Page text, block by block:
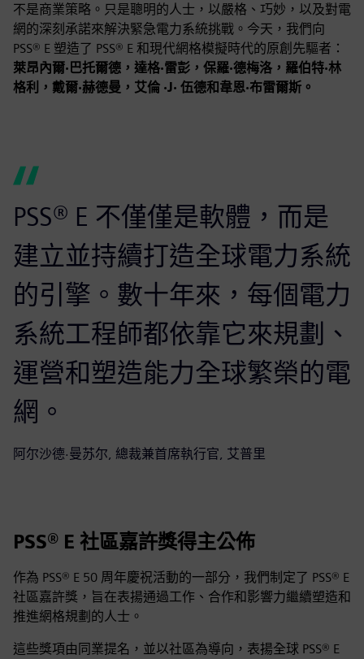
不是商業策略。只是聰明的人士，以嚴格、巧妙，以及對電
網的深刻承諾來解決緊急電力系統挑戰。今天，我們向
PSS® E 塑造了 PSS® E 和現代網格模擬時代的原創先驅者：
萊昂內爾·巴托爾德，達格·雷彭，保羅·德梅洛，羅伯特·林
格利，戴爾·赫德曼，艾倫 ·J· 伍德和韋恩·布雷爾斯。
PSS® E 不僅僅是軟體，而是
建立並持續打造全球電力系統
的引擎。數十年來，每個電力
系統工程師都依靠它來規劃、
運營和塑造能力全球繁榮的電
網。
阿尔沙德·曼苏尔, 總裁兼首席執行官, 艾普里
PSS® E 社區嘉許獎得主公佈
作為 PSS® E 50 周年慶祝活動的一部分，我們制定了 PSS® E
社區嘉許獎，旨在表揚通過工作、合作和影響力繼續塑造和
推進網格規劃的人士。
這些獎項由同業提名，並以社區為導向，表揚全球 PSS® E